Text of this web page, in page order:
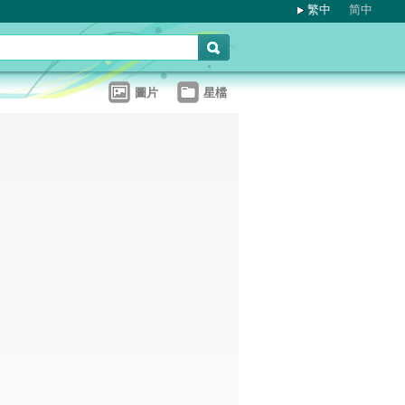
繁中 简中
圖片 星檔